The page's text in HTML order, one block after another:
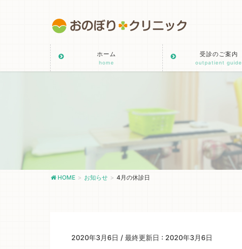
ホーム
home
受診のご案内
outpatient guide
HOME お知らせ 4月の休診日
2020年3月6日 / 最終更新日 : 2020年3月6日